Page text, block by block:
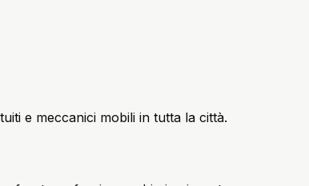
e meccanici mobili in tutta la città.